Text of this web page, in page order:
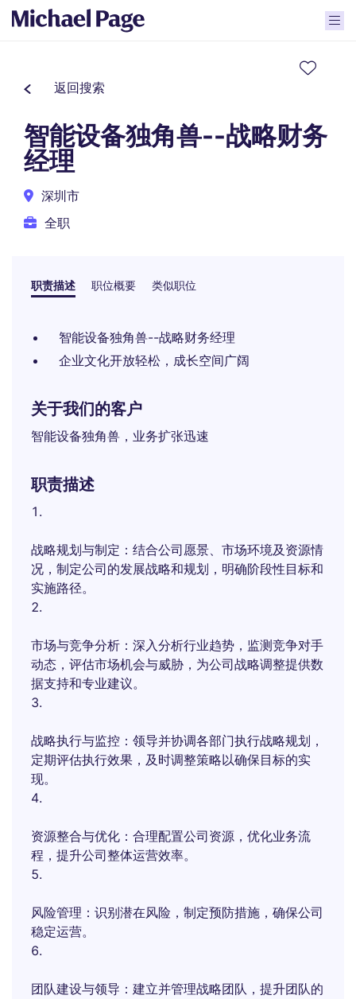
返回搜索
智能设备独角兽--战略财务
经理
深圳市
全职
职责描述 职位概要 类似职位
智能设备独角兽--战略财务经理
企业文化开放轻松，成长空间广阔
关于我们的客户
智能设备独角兽，业务扩张迅速
职责描述
战略规划与制定：结合公司愿景、市场环境及资源情
况，制定公司的发展战略和规划，明确阶段性目标和
实施路径。
市场与竞争分析：深入分析行业趋势，监测竞争对手
动态，评估市场机会与威胁，为公司战略调整提供数
据支持和专业建议。
战略执行与监控：领导并协调各部门执行战略规划，
定期评估执行效果，及时调整策略以确保目标的实
现。
资源整合与优化：合理配置公司资源，优化业务流
程，提升公司整体运营效率。
风险管理：识别潜在风险，制定预防措施，确保公司
稳定运营。
团队建设与领导：建立并管理战略团队，提升团队的